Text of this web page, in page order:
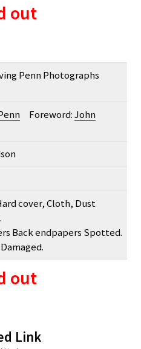
out
Penn Photographs
Foreword:John
cover, Cloth, Dust
Back endpapers Spotted.
out
Link